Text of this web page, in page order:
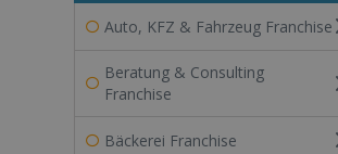
Auto, KFZ & Fahrzeug Franchise
Beratung & Consulting
Franchise
Bäckerei Franchise